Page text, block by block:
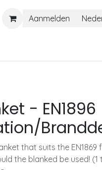
Aanmelden
- EN1896
that suits the
the blanked be used! (1